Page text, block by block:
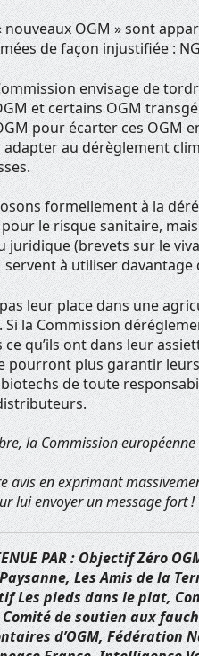
nouveaux OGM » sont
de façon injustifiée :
envisage de
et certains OGM
pour écarter ces OGM
au dérèglement
formellement à la
le risque sanitaire,
juridique (brevets sur le
à utiliser davantage
pas leur place dans une
la Commission
qu’ils ont dans leur
pourront plus garantir
de toute
la Commission
avis en exprimant
lui envoyer un message fort !
PAR : Objectif Zéro
Les Amis de la
Les pieds dans le plat,
de soutien aux
d’OGM, Fédération